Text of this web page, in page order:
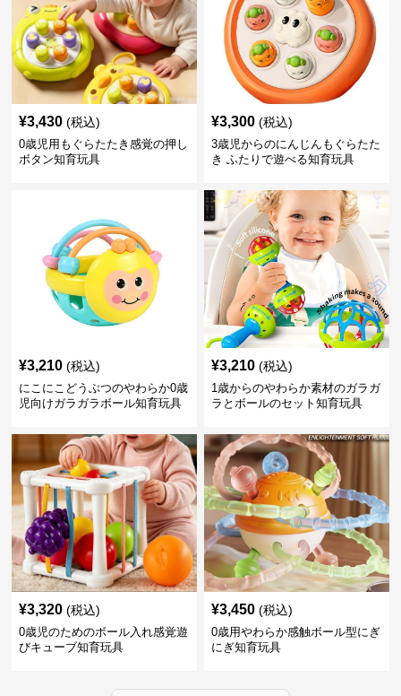
¥3,430 (税込)
0歳児用もぐらたたき感覚の押し
ボタン知育玩具
¥3,300 (税込)
3歳児からのにんじんもぐらたた
き ふたりで遊べる知育玩具
¥3,210 (税込)
にこにこどうぶつのやわらか0歳
児向けガラガラボール知育玩具
¥3,210 (税込)
1歳からのやわらか素材のガラガ
ラとボールのセット知育玩具
¥3,320 (税込)
0歳児のためのボール入れ感覚遊
びキューブ知育玩具
¥3,450 (税込)
0歳用やわらか感触ボール型にぎ
にぎ知育玩具